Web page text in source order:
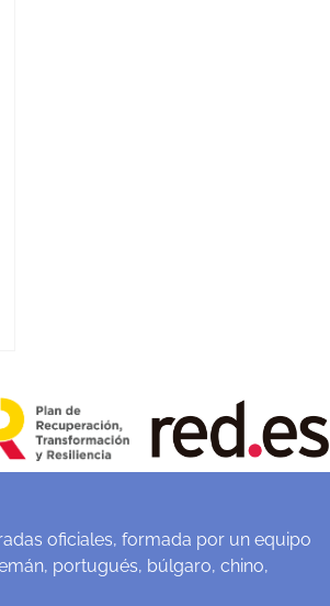
oficiales, formada por un equipo
portugués, búlgaro, chino,